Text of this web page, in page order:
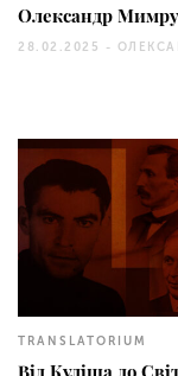
Олександр
28.02.2025 -
TRANSLATORIUM